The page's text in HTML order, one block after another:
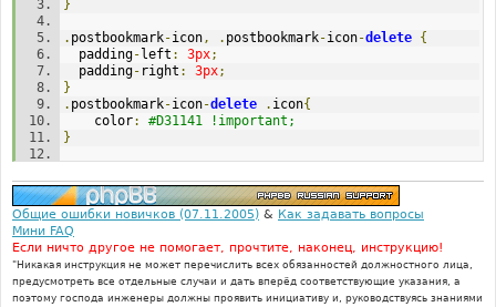
}
. postbookmark-icon, . postbookmark-icon-delete {
  padding
-left : 3px;
  padding
- right : 3px;
}
. postbookmark-icon-delete . icon{
	color
:
#D31141 !important;
}
	color
: #fff !important;
}
Общие ошибки новичков (07.11.2005) & Как задавать вопросы
Мини FAQ
Если ничто другое не помогает, прочтите, наконец, инструкцию!
"Никакая инструкция не может перечислить всех обязанностей должностного лица,
предусмотреть все отдельные случаи и дать вперёд соответствующие указания, а
поэтому господа инженеры должны проявить инициативу и, руководствуясь знаниями